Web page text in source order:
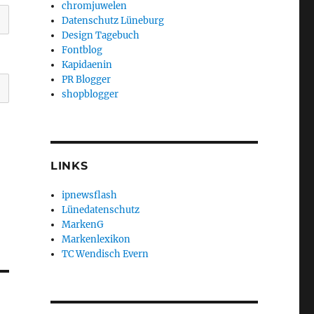
chromjuwelen
Datenschutz Lüneburg
Design Tagebuch
Fontblog
Kapidaenin
PR Blogger
shopblogger
LINKS
ipnewsflash
Lünedatenschutz
MarkenG
Markenlexikon
TC Wendisch Evern